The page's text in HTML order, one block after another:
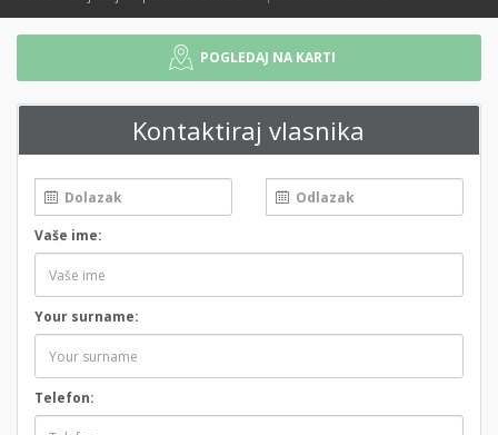
POGLEDAJ NA KARTI
Kontaktiraj vlasnika
Vaše ime:
Your surname:
Telefon: